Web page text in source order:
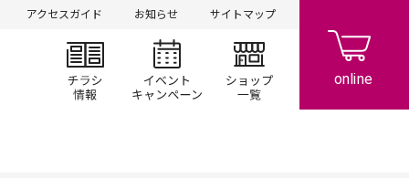
アクセスガイド お知らせ サイトマップ
チラシ情報 イベント/キャンペーン
ショップ一覧